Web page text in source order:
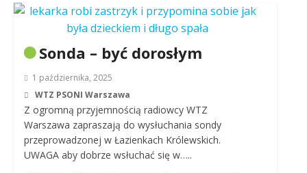
Sonda – być dorosłym
1 października, 2025
WTZ PSONI Warszawa
Z ogromną przyjemnością radiowcy WTZ
Warszawa zapraszają do wysłuchania sondy
przeprowadzonej w Łazienkach Królewskich.
UWAGA aby dobrze wsłuchać się w…..